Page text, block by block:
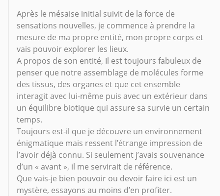
Après le mésaise initial suivit de la force de
sensations nouvelles, je commence à prendre la
mesure de ma propre entité, mon propre corps et
vais pouvoir explorer les lieux.
A propos de son entité, Il est toujours fabuleux de
penser que notre assemblage de molécules forme
des tissus, des organes et que cet ensemble
interagit avec lui-même puis avec un extérieur dans
un équilibre biotique qui assure sa survie un certain
temps.
Toujours est-il que je découvre un environnement
énigmatique mais ressent l’étrange impression de
l’avoir déjà connu. Si seulement j’avais souvenance
d’un « avant », il me servirait de référence.
Que vais-je bien pouvoir ou devoir faire ici est un
mystère, essayons au moins d’en profiter.